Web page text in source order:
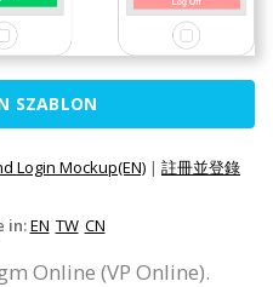
SZABLON
Login Mockup(EN) | 註冊並登錄
in:EN TW CN
Online (VP Online).